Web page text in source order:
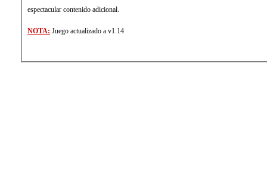
espectacular contenido adicional.
NOTA: Juego actualizado a v1.14